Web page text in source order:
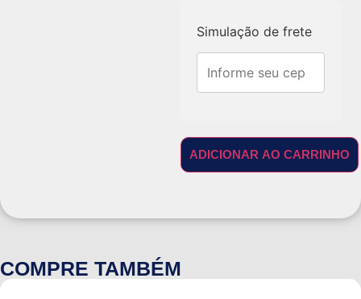
Simulação de frete
ADICIONAR AO CARRINHO
COMPRE TAMBÉM